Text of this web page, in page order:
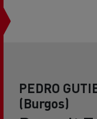
PEDRO
(Burgos)